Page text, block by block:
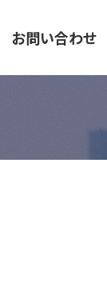
お問い合わせ